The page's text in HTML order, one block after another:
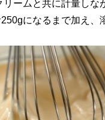
リームと共に計量しな
になるまで加え、